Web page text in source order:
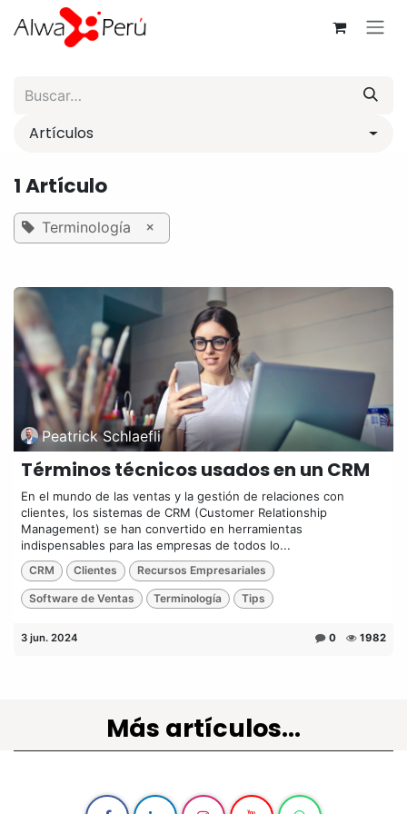
Ir al contenido
Artículos
1 Artículo
Terminología ×
Peatrick Schlaefli
Términos técnicos usados en un CRM
En el mundo de las ventas y la gestión de relaciones con
clientes, los sistemas de CRM (Customer Relationship
Management) se han convertido en herramientas
indispensables para las empresas de todos lo...
CRM Clientes Recursos Empresariales
Software de Ventas Terminología Tips
3 jun. 2024 0 1982
Más artículos...